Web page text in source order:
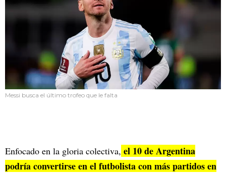
Messi busca el último trofeo que le falta
Enfocado en la gloria colectiva, el 10 de Argentina
podría convertirse en el futbolista con más partidos en